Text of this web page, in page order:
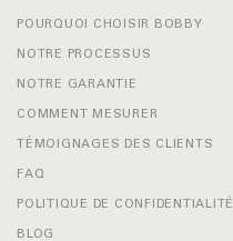
POURQUOI CHOISIR BOBBY
NOTRE PROCESSUS
NOTRE GARANTIE
COMMENT MESURER
TÉMOIGNAGES DES CLIENTS
FAQ
POLITIQUE DE CONFIDENTIALITÉ
BLOG